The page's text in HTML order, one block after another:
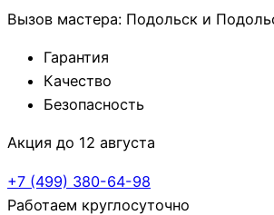
Вызов мастера: Подольск и
Гарантия
Качество
Безопасность
Акция до 12 августа
+7 (499) 380-64-98
Работаем круглосуточно